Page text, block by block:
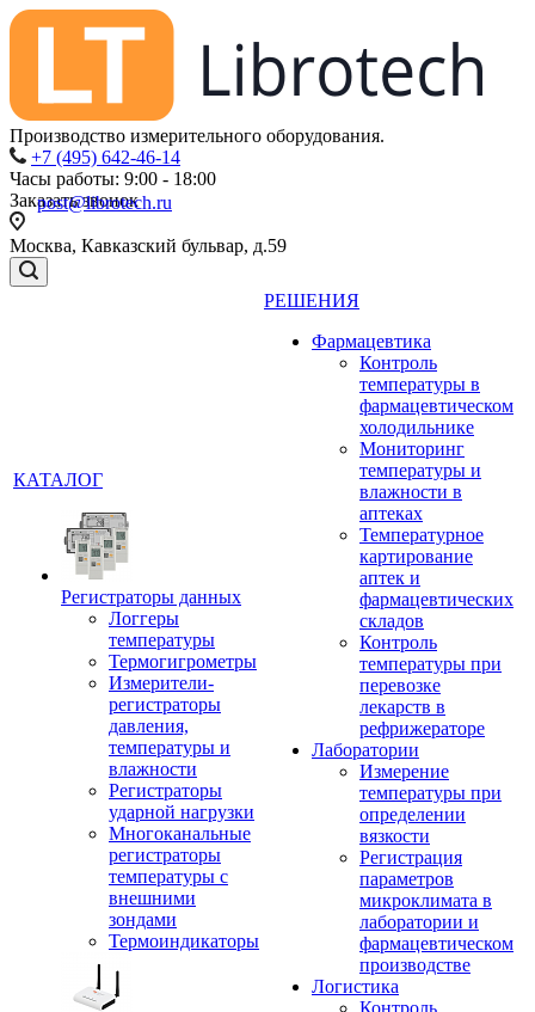
Производство измерительного оборудования.
+7 (495) 642-46-14
Часы работы: 9:00 - 18:00
post@librotech.ru
Заказать звонок
Москва, Кавказский бульвар, д.59
КАТАЛОГ
Регистраторы данных
Логгеры
температуры
Термогигрометры
Измерители-
регистраторы
давления,
температуры и
влажности
Регистраторы
ударной нагрузки
Многоканальные
регистраторы
температуры с
внешними
зондами
Термоиндикаторы
РЕШЕНИЯ
Фармацевтика
Контроль
температуры в
фармацевтическом
холодильнике
Мониторинг
температуры и
влажности в
аптеках
Температурное
картирование
аптек и
фармацевтических
складов
Контроль
температуры при
перевозке
лекарств в
рефрижераторе
Лаборатории
Измерение
температуры при
определении
вязкости
Регистрация
параметров
микроклимата в
лаборатории и
фармацевтическом
производстве
Логистика
Контроль